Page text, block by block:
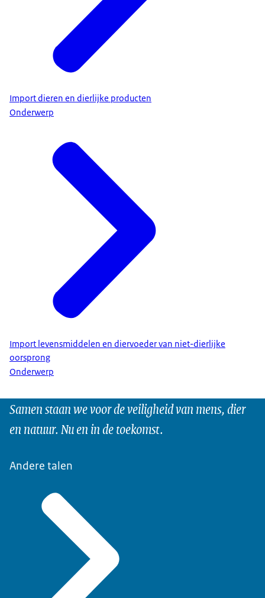
Import dieren en dierlijke producten
Onderwerp
Import levensmiddelen en diervoeder van niet-dierlijke
oorsprong
Onderwerp
Samen staan we voor de veiligheid van mens, dier
en natuur. Nu en in de toekomst.
Andere talen